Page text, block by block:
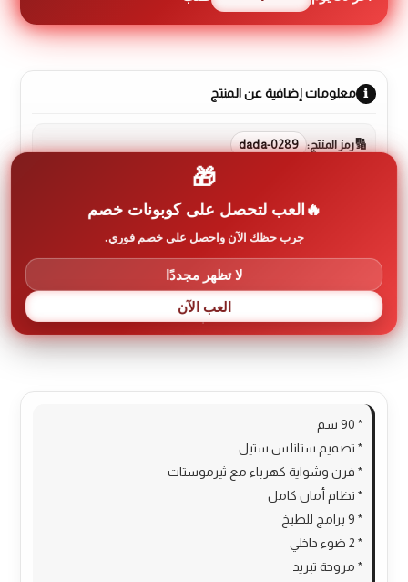
معلومات إضافية عن المنتج
رمز المنتج: dada-0289
الوصف
مراجعات (0)
* 90 سم
* تصميم ستانلس ستيل
* فرن وشواية كهرباء مع ثيرموستات
* نظام أمان كامل
* 9 برامج للطبخ
* 2 ضوء داخلي
* مروحة تبريد
🎁
العب لتحصل على كوبونات خصم
جرب حظك الآن واحصل على خصم فوري.
لا تظهر مجددًا
العب الآن